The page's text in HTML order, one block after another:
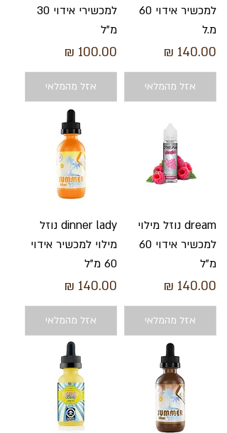
למכשיר אידוי 60
מ.ל
מחיר
אזל מהמלאי
למכשירי אידוי 30
מ"ל
מחיר
אזל מהמלאי
dream נוזל מילוי
למכשיר אידוי 60
מ"ל
מחיר
אזל מהמלאי
dinner lady נוזל
מילוי למכשיר אידוי
60 מ"ל
מחיר
אזל מהמלאי